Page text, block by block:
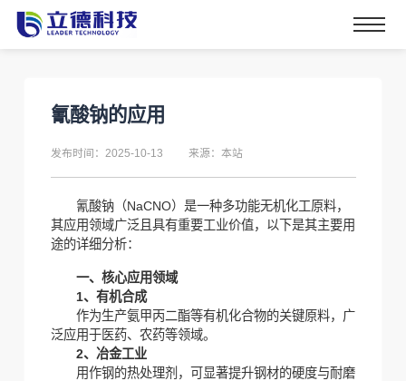
氰酸钠的应用
发布时间：2025-10-13 来源：本站
氰酸钠（NaCNO）是一种多功能无机化工原料，
其应用领域广泛且具有重要工业价值，以下是其主要用
途的详细分析：
一、核心应用领域
1‌、有机合成‌
作为生产氨甲丙二酯等有机化合物的关键原料，广
泛应用于医药、农药等领域‌。
2、冶金工业‌
用作钢的热处理剂，可显著提升钢材的硬度与耐磨